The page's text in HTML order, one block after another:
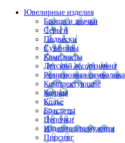
Ювелирные изделия
Броши и значки
Серьги
Подвески
Сувениры
Комплекты
Детский ассортимент
Религиозная символика
Комплектующие
Кольца
Колье
Браслеты
Цепочки
Изделия для мужчин
Пирсинг